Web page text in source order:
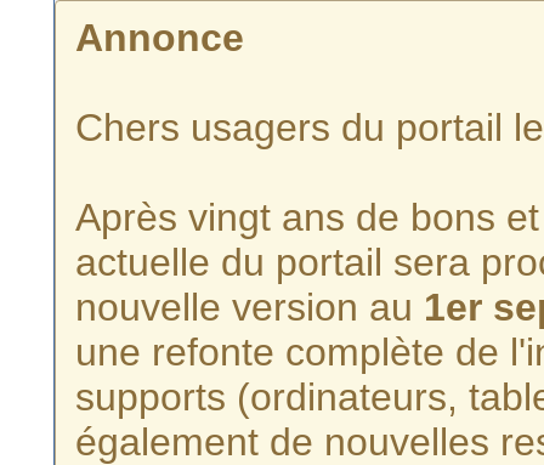
Annonce
Chers usagers du portail
Après vingt ans de bons
actuelle du portail sera
nouvelle version au 1er
une refonte complète de
supports (ordinateurs,
également de nouvelles